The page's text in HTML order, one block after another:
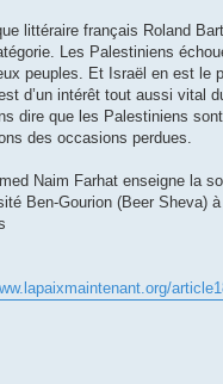
littéraire français Roland
Les Palestiniens
peuples. Et Israël en est le
d’un intérêt tout aussi vital
dire que les Palestiniens
des occasions perdues.
Naim Farhat enseigne la
Ben-Gourion (Beer Sheva)